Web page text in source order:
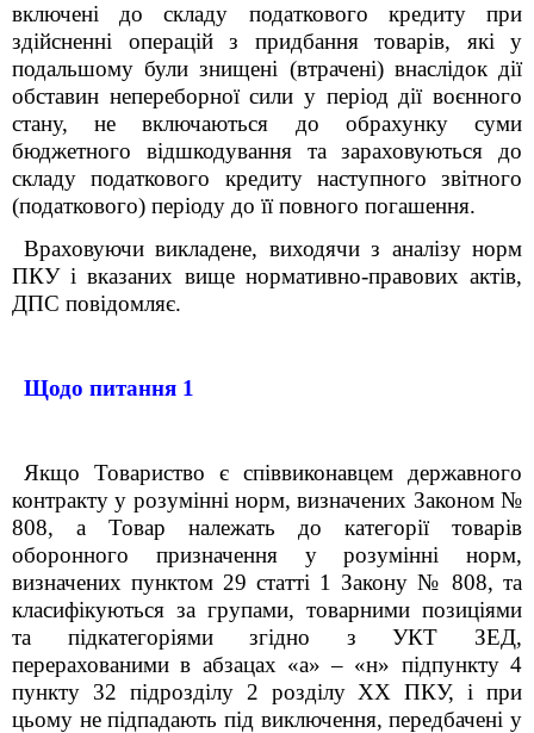
включені до складу податкового кредиту при
здійсненні операцій з придбання товарів, які у
подальшому були знищені (втрачені) внаслідок дії
обставин непереборної сили у період дії воєнного
стану, не включаються до обрахунку суми
бюджетного відшкодування та зараховуються до
складу податкового кредиту наступного звітного
(податкового) періоду до її повного погашення.
Враховуючи викладене, виходячи з аналізу норм
ПКУ і вказаних вище нормативно-правових актів,
ДПС повідомляє.
Щодо питання 1
Якщо Товариство є співвиконавцем державного
контракту у розумінні норм, визначених Законом №
808, а Товар належать до категорії товарів
оборонного призначення у розумінні норм,
визначених пунктом 29 статті 1 Закону № 808, та
класифікуються за групами, товарними позиціями
та підкатегоріями згідно з УКТ ЗЕД,
перерахованими в абзацах «а» – «н» підпункту 4
пункту 32 підрозділу 2 розділу XX ПКУ, і при
цьому не підпадають під виключення, передбачені у